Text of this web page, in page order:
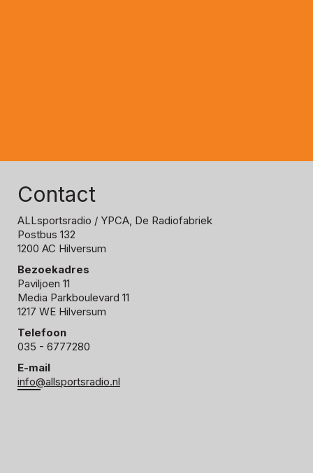
Contact
ALLsportsradio / YPCA, De Radiofabriek
Postbus 132
1200 AC Hilversum
Bezoekadres
Paviljoen 11
Media Parkboulevard 11
1217 WE Hilversum
Telefoon
035 - 6777280
E-mail
info@allsportsradio.nl